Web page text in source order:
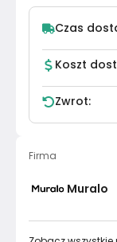
Czas
Koszt
Zwrot:
Firma
Muralo